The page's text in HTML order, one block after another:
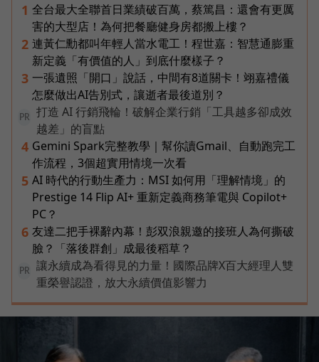
1 全台最大全聯首日業績破百萬，蔡篤昌：還會有更厲
害的大型店！為何把餐廳健身房都搬上樓？
2 連黃仁勳都叫年輕人當水電工！程世嘉：智慧通膨重
新定義「有價值的人」到底什麼樣子？
3 一張遺照「開口」說話，中間有8道關卡！翊嘉禮儀
怎麼做出AI告別式，讓逝者最後道別？
PR
打造 AI 行銷飛輪！破解企業行銷「工具越多卻成效
越差」的盲點
4 Gemini Spark完整教學｜幫你讀Gmail、自動跑完工
作流程，3個超實用情境一次看
5 AI 時代的行動生產力：MSI 如何用「理解情境」的
Prestige 14 Flip AI+ 重新定義商務筆電與 Copilot+
PC？
6 友達二把手裸辭內幕！彭双浪親邀的接班人為何撕破
臉？「落後群創」成最後稻草？
PR
讓永續成為看得見的力量！國際品牌X百大經理人雙
重榮譽認證，放大永續價值影響力